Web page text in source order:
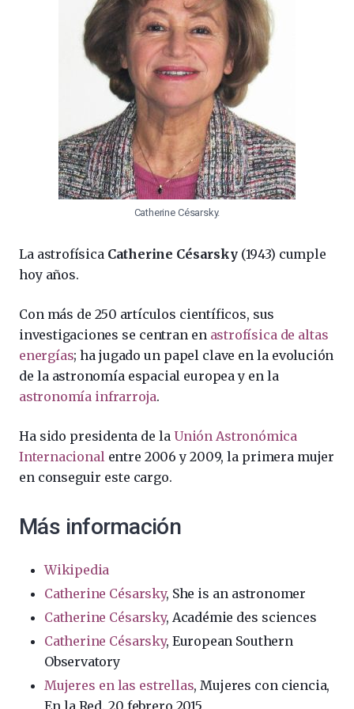
Catherine Césarsky.
La astrofísica Catherine Césarsky (1943) cumple
hoy años.
Con más de 250 artículos científicos, sus
investigaciones se centran en astrofísica de altas
energías; ha jugado un papel clave en la evolución
de la astronomía espacial europea y en la
astronomía infrarroja.
Ha sido presidenta de la Unión Astronómica
Internacionalentre 2006 y 2009, la primera mujer
en conseguir este cargo.
Más información
Wikipedia
Catherine Césarsky, She is an astronomer
Catherine Césarsky, Académie des sciences
Catherine Césarsky, European Southern
Observatory
Mujeres en las estrellas, Mujeres con ciencia,
En la Red, 20 febrero 2015